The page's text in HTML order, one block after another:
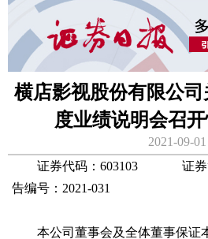
横店影视股份有限公司
度业绩说明会召
2021-09-01
证券代码：603103 证券
告编号：2021-031
本公司董事会及全体董事保证